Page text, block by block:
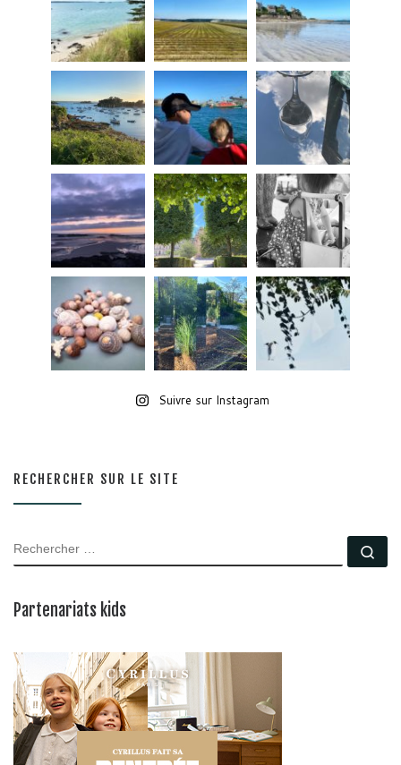
Suivre sur Instagram
RECHERCHER SUR LE SITE
RECHERCHER
Partenariats kids